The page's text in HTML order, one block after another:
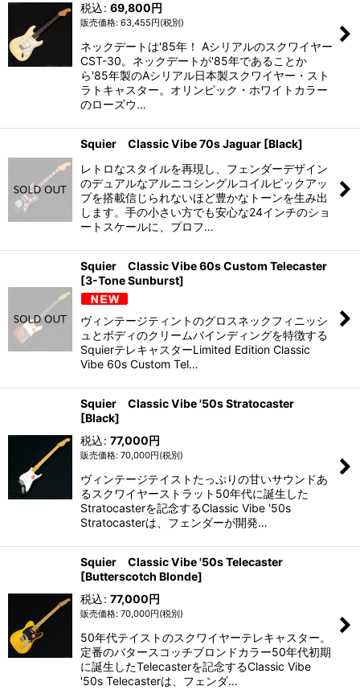
63,455円(税別)
税込: 69,800円
ネックデートは'85年！ Aシリアルのスクワイヤー
CST-30。ネックデートが'85年であることか
ら'85年製のAシリアル日本製スクワイヤー・スト
ラトキャスター。オリンピック・ホワイトカラー
のローズウ…
Squier Classic Vibe 70s Jaguar [Black]
レトロなスタイルを再現し、フェンダーデザイン
のデュアルなアルニコシングルコイルピックアッ
プを搭載信じられないほど豊かなトーンを生み出
します。手の小さい方でも安心な24インチのショ
ートスケールに、プロフ…
Squier Classic Vibe 60s Custom Telecaster
[3-Tone Sunburst]
ヴィンテージティントのグロスネックフィニッシ
ュとボディのクリームバインディングを特徴する
SquierテレキャスターLimited Edition Classic
Vibe 60s Custom Tel…
Squier Classic Vibe '50s Stratocaster
[Black]
70,000円(税別)
税込: 77,000円
ヴィンテージテイストたっぷりの甘いサウンドあ
るスクワイヤーストラット50年代に誕生した
Stratocasterを記念するClassic Vibe '50s
Stratocasterは、フェンダーが開発…
Squier Classic Vibe '50s Telecaster
[Butterscotch Blonde]
70,000円(税別)
税込: 77,000円
50年代テイストのスクワイヤーテレキャスター。
定番のバタースコッチブロンドカラー50年代初期
に誕生したTelecasterを記念するClassic Vibe
'50s Telecasterは、フェンダ…